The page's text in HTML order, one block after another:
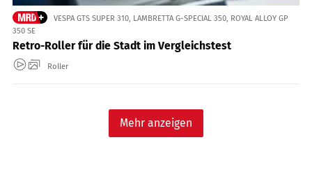
VESPA GTS SUPER 310, LAMBRETTA G-SPECIAL 350, ROYAL ALLOY GP
350 SE
Retro-Roller für die Stadt im Vergleichstest
Roller
Mehr anzeigen